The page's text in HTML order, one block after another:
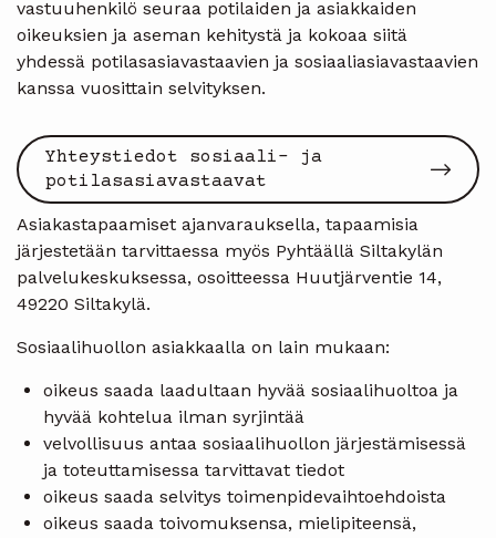
vastuuhenkilö seuraa potilaiden ja asiakkaiden
oikeuksien ja aseman kehitystä ja kokoaa siitä
yhdessä potilasasiavastaavien ja sosiaaliasiavastaavien
kanssa vuosittain selvityksen.
Yhteystiedot sosiaali- ja
potilasasiavastaavat
Asiakastapaamiset ajanvarauksella, tapaamisia
järjestetään tarvittaessa myös Pyhtäällä Siltakylän
palvelukeskuksessa, osoitteessa Huutjärventie 14,
49220 Siltakylä.
Sosiaalihuollon asiakkaalla on lain mukaan:
oikeus saada laadultaan hyvää sosiaalihuoltoa ja
hyvää kohtelua ilman syrjintää
velvollisuus antaa sosiaalihuollon järjestämisessä
ja toteuttamisessa tarvittavat tiedot
oikeus saada selvitys toimenpidevaihtoehdoista
oikeus saada toivomuksensa, mielipiteensä,